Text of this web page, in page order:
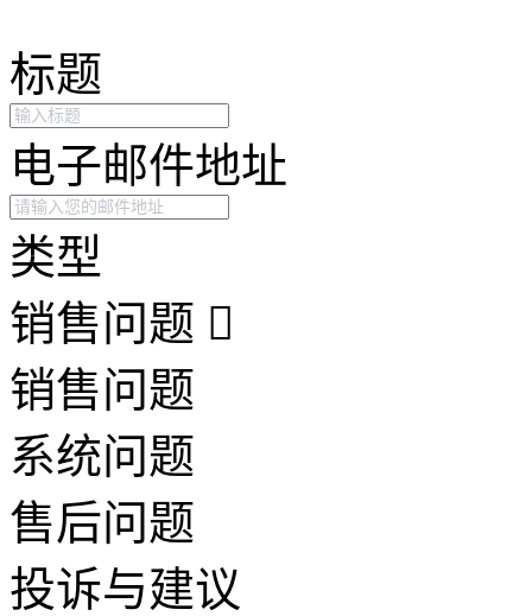
标题
电子邮件地址
类型
销售问题
销售问题
系统问题
售后问题
投诉与建议